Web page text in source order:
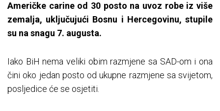
Američke carine od 30 posto na uvoz robe iz više
zemalja, uključujući Bosnu i Hercegovinu, stupile
su na snagu 7. augusta.
Iako BiH nema veliki obim razmjene sa SAD-om i ona
čini oko jedan posto od ukupne razmjene sa svijetom,
posljedice će se osjetiti.